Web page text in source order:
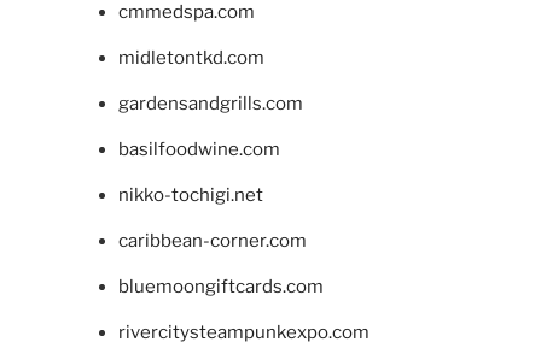
cmmedspa.com
midletontkd.com
gardensandgrills.com
basilfoodwine.com
nikko-tochigi.net
caribbean-corner.com
bluemoongiftcards.com
rivercitysteampunkexpo.com